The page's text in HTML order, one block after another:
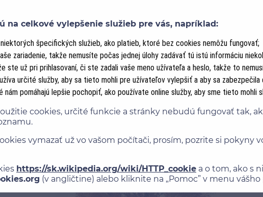
na celkové vylepšenie služieb pre vás, napríklad:
špecifických služieb, ako platieb, ktoré bez cookies nemôžu fungovať;
zariadenie, takže nemusíte počas jednej úlohy zadávať tú istú informáciu
ste už pri prihlasovaní, či ste zadali vaše meno užívateľa a heslo, takže to
určité služby, aby sa tieto mohli pre užívateľov vylepšiť a aby sa
nám pomáhajú lepšie pochopiť, ako používate online služby, aby sme tieto mohli
cookies, určité funkcie a stránky nebudú fungovať tak,
vymazať už vo vašom počítači, prosím, pozrite si pokyny
https://sk.wikipedia.org/wiki/HTTP_cookie a o tom, ako s
(v angličtine) alebo kliknite na „Pomoc” v menu vášho